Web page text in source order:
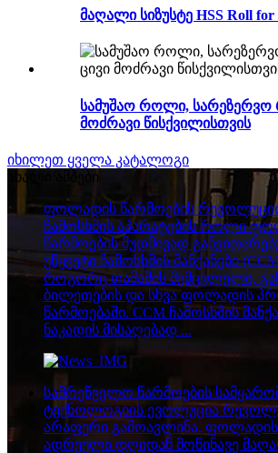
მაღალი სიზუსტე HSS Roll
სამუშაო როლი,
მოძრავი წისქვილისთვის
იხილეთ ყველა კატალოგი
ახალი ამბები
ფოლადის წარმოების
ჩამოსხმის აპარატების როლი
წარმოების მუდმივად
უწყვეტი ჩამოსხმის მანქანები
როგორც თამაშის შემცვლელი,
ბილეთების და სხვა ფოლადის
წარმოებაში. CCM ჩამოსხმის
ნაკადის მისაღებად ...
სამრეწველო წარმოების
ტექნოლოგიის ევოლუცია
არაფერი გამოავლინა.
ადრეული დღიდან მოწინავე